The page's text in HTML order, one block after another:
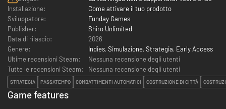
Installazione:
Come attivare il tuo prodotto
Sviluppatore:
Funday Games
Publisher:
Shiro Unlimited
Data di rilascio:
2026
Genere:
Indies, Simulazione, Strategia, Early Access
Ultime recensioni Steam:
Nessuna recensione degli utenti
Tutte le recensioni Steam:
Nessuna recensione degli utenti
STRATEGIA PASSATEMPO COMBATTIMENTI AUTOMATICI COSTRUZIONE DI CITTÀ
Game features